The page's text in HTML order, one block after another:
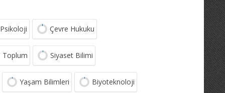
Psikoloji Çevre Hukuku
Toplum Siyaset Bilimi
Yaşam Bilimleri Biyoteknoloji